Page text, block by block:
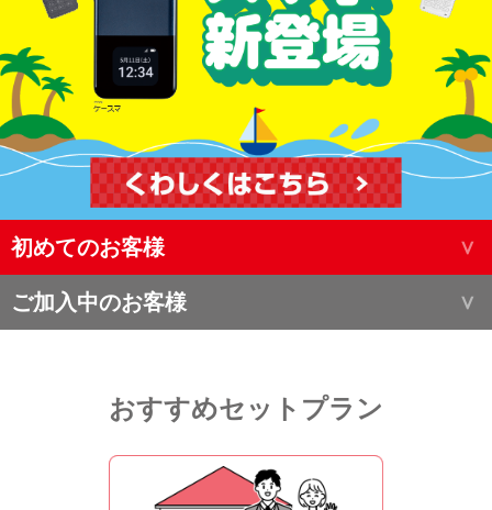
初めてのお客様
ご加入中のお客様
おすすめセットプラン